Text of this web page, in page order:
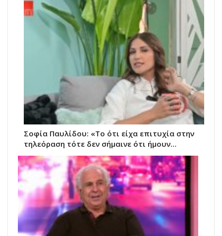
Σοφία Παυλίδου: «Το ότι είχα επιτυχία στην
τηλεόραση τότε δεν σήμαινε ότι ήμουν…